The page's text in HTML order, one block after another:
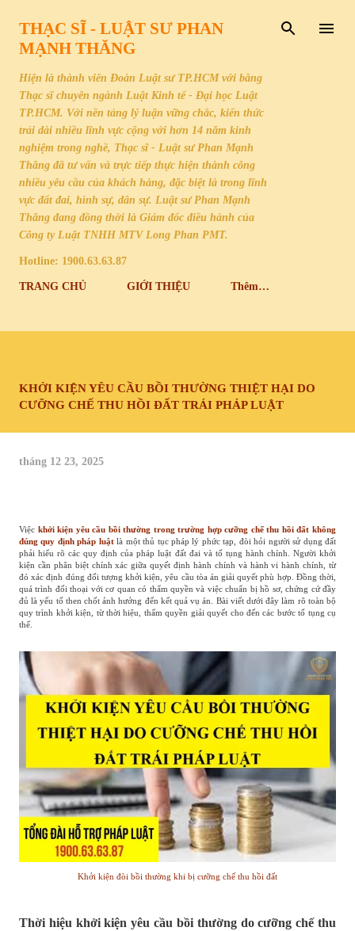
THẠC SĨ - LUẬT SƯ PHAN
MẠNH THĂNG
Hiện là thành viên Đoàn Luật sư TP.HCM với bằng
Thạc sĩ chuyên ngành Luật Kinh tế - Đại học Luật
TP.HCM. Với nền tảng lý luận vững chắc, kiến thức
trải dài nhiều lĩnh vực cộng với hơn 14 năm kinh
nghiệm trong nghề, Thạc sĩ - Luật sư Phan Mạnh
Thăng đã tư vấn và trực tiếp thực hiện thành công
nhiều yêu cầu của khách hàng, đặc biệt là trong lĩnh
vực đất đai, hình sự, dân sự. Luật sư Phan Mạnh
Thăng đang đồng thời là Giám đốc điều hành của
Công ty Luật TNHH MTV Long Phan PMT.
Hotline: 1900.63.63.87
TRANG CHỦ GIỚI THIỆU Thêm…
KHỞI KIỆN YÊU CẦU BỒI THƯỜNG THIỆT HẠI DO
CƯỠNG CHẾ THU HỒI ĐẤT TRÁI PHÁP LUẬT
tháng 12 23, 2025
Việc khởi kiện yêu cầu bồi thường trong trường hợp cưỡng chế thu hồi đất không
đúng quy định pháp luậtlà một thủ tục pháp lý phức tạp, đòi hỏi người sử dụng đất
phải hiểu rõ các quy định của pháp luật đất đai và tố tụng hành chính. Người khởi
kiện cần phân biệt chính xác giữa quyết định hành chính và hành vi hành chính, từ
đó xác định đúng đối tượng khởi kiện, yêu cầu tòa án giải quyết phù hợp. Đồng thời,
quá trình đối thoại với cơ quan có thẩm quyền và việc chuẩn bị hồ sơ, chứng cứ đầy
đủ là yếu tố then chốt ảnh hưởng đến kết quả vụ án. Bài viết dưới đây làm rõ toàn bộ
quy trình khởi kiện, từ thời hiệu, thẩm quyền giải quyết cho đến các bước tố tụng cụ
thể.
Khởi kiện đòi bồi thường khi bị cưỡng chế thu hồi đất
Thời hiệu khởi kiện yêu cầu bồi thường do cưỡng chế thu